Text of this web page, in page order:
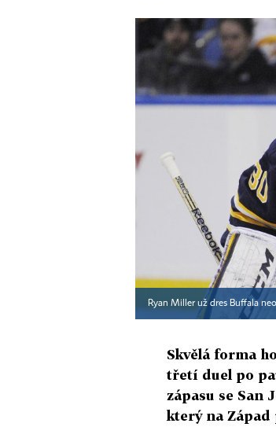
Ryan Miller už dres Buffala
Skvělá forma
třetí duel po
zápasu se San
který na